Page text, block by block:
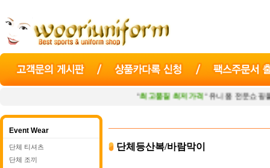
최고품질 최저가격" 유니폼 전문쇼핑몰우리
Event Wear
단체 티셔츠
단체 조끼
단체등산복/바람막이